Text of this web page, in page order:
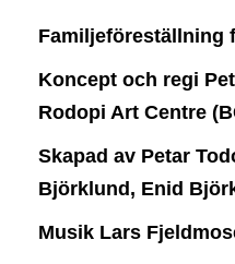
Familjeföreställning
Koncept och regi
Rodopi Art Centre
Skapad av Petar
Björklund, Enid
Musik Lars